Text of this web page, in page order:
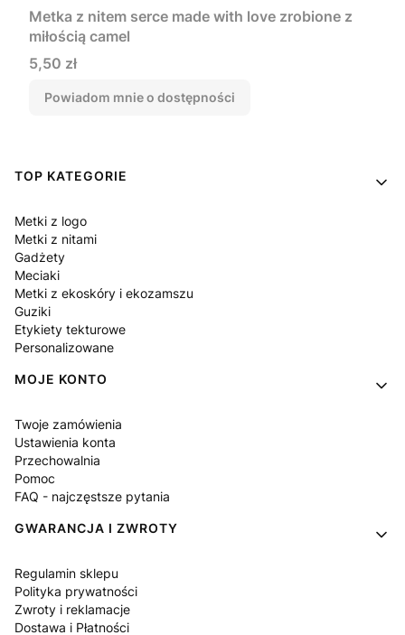
Metka z nitem serce made with love zrobione z
miłością camel
Cena
5,50 zł
Powiadom mnie o dostępności
Linki w stopce
TOP KATEGORIE
Metki z logo
Metki z nitami
Gadżety
Meciaki
Metki z ekoskóry i ekozamszu
Guziki
Etykiety tekturowe
Personalizowane
MOJE KONTO
Twoje zamówienia
Ustawienia konta
Przechowalnia
Pomoc
FAQ - najczęstsze pytania
GWARANCJA I ZWROTY
Regulamin sklepu
Polityka prywatności
Zwroty i reklamacje
Dostawa i Płatności